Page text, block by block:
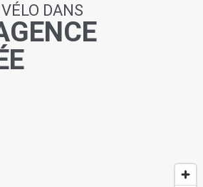
DANS